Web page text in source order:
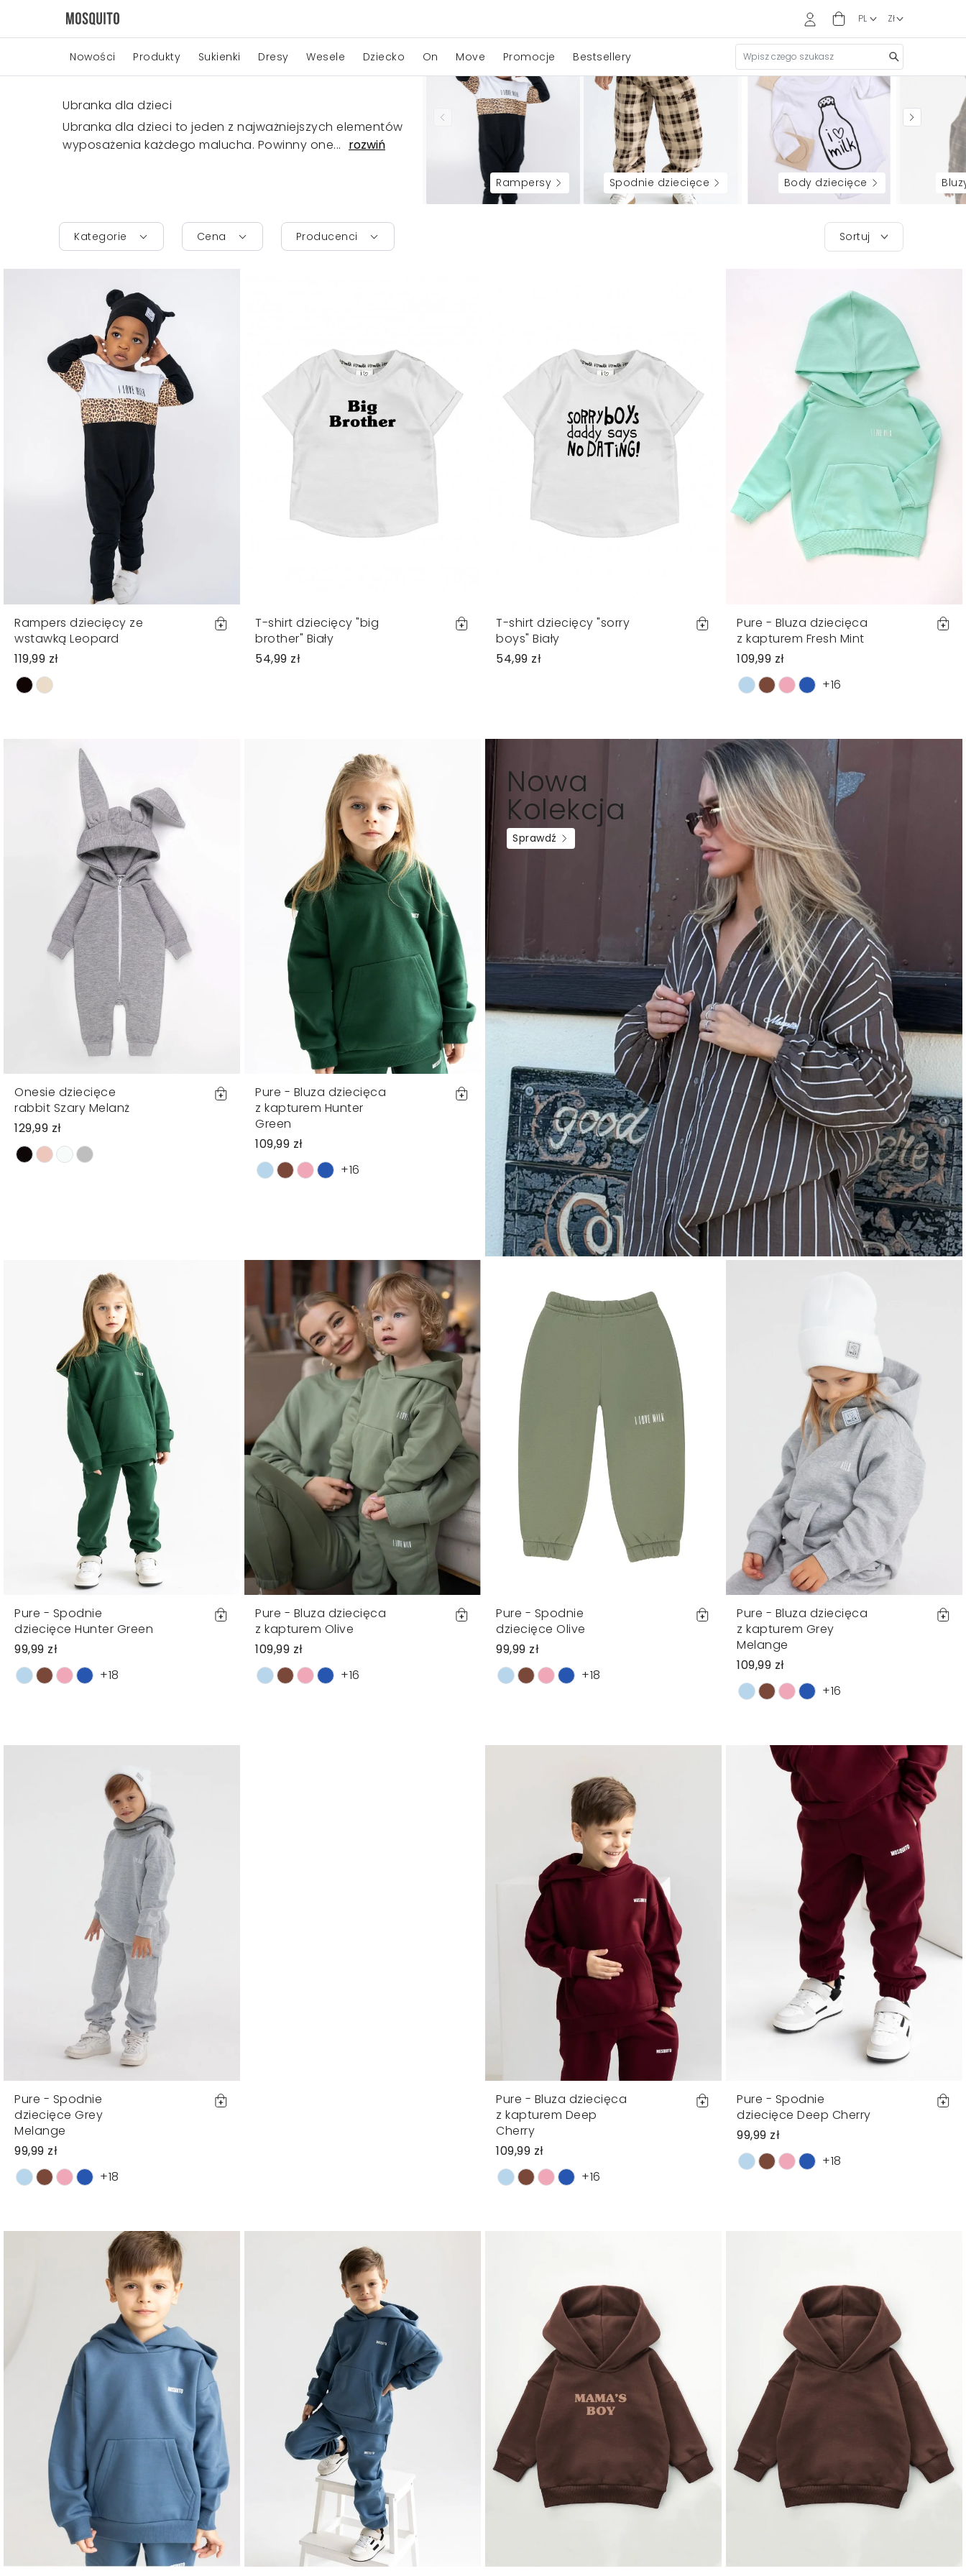
Nowości Produkty Sukienki Dresy Wesele Dziecko On Move Promocje Bestsellery
Ubranka dla dzieci
Ubranka dla dzieci to jeden z najważniejszych elementów
wyposażenia każdego malucha. Powinny one... rozwiń
rampersy spodnie dziecięce body dziecięce
Kategorie Cena Producenci Sortuj
Rampers dziecięcy ze
wstawką Leopard
119,99 zł
T-shirt dziecięcy "big
brother" Biały
54,99 zł
T-shirt dziecięcy "sorry
boys" Biały
54,99 zł
Pure - Bluza dziecięca
z kapturem Fresh Mint
109,99 zł
+16
Onesie dziecięce
rabbit Szary Melanż
129,99 zł
Pure - Bluza dziecięca
z kapturem Hunter
Green
109,99 zł
+16
Nowa
Kolekcja
Sprawdź
Pure - Spodnie
dziecięce Hunter Green
99,99 zł
+18
Pure - Bluza dziecięca
z kapturem Olive
109,99 zł
+16
Pure - Spodnie
dziecięce Olive
99,99 zł
+18
Pure - Bluza dziecięca
z kapturem Grey
Melange
109,99 zł
+16
Pure - Spodnie
dziecięce Grey
Melange
99,99 zł
+18
Pure - Bluza dziecięca
z kapturem Deep
Cherry
109,99 zł
+16
Pure - Spodnie
dziecięce Deep Cherry
99,99 zł
+18